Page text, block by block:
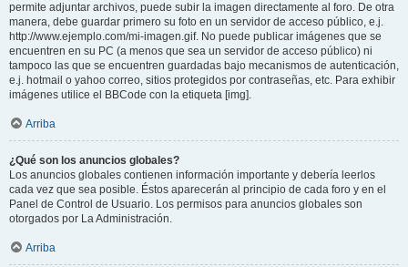
permite adjuntar archivos, puede subir la imagen directamente al foro. De otra
manera, debe guardar primero su foto en un servidor de acceso público, e.j.
http://www.ejemplo.com/mi-imagen.gif. No puede publicar imágenes que se
encuentren en su PC (a menos que sea un servidor de acceso público) ni
tampoco las que se encuentren guardadas bajo mecanismos de autenticación,
e.j. hotmail o yahoo correo, sitios protegidos por contraseñas, etc. Para exhibir
imágenes utilice el BBCode con la etiqueta [img].
Arriba
¿Qué son los anuncios globales?
Los anuncios globales contienen información importante y debería leerlos
cada vez que sea posible. Éstos aparecerán al principio de cada foro y en el
Panel de Control de Usuario. Los permisos para anuncios globales son
otorgados por La Administración.
Arriba